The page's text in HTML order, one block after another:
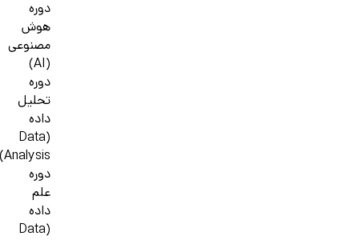
دوره
هوش
مصنوعی
(AI)
دوره
تحلیل
داده
(Data
Analysis)
دوره
علم
داده
(Data